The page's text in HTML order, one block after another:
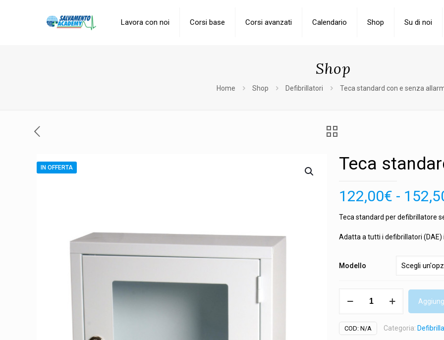
Lavora con noi Corsi base Corsi avanzati Calendario Shop Su di noi
Shop
Home Shop Defibrillatori Teca standard con e senza
IN OFFERTA Teca
122,00€ -
Teca standard per defibrillatore
Adatta a tutti i defibrillatori (DAE)
Modello
COD: N/A Categoria: